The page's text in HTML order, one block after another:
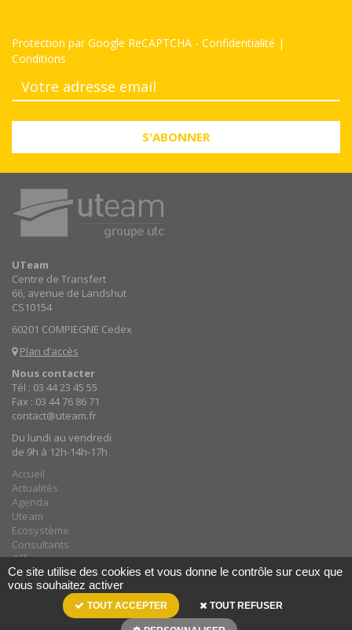
S'ABONNER
Protection par Google ReCAPTCHA - Confidentialité |
Conditions
UTeam
Centre de Transfert
66, avenue de Landshut
CS10154
60201 COMPIEGNE Cedex
Plan d’accès
Nous contacter
Tél : 03 44 23 45 55
Fax : 03 44 76 86 71
contact@uteam.fr
Du lundi au vendredi
de 9h à 12h-14h-17h
Accueil
Actualités
Agenda
Uteam
Ecosystème
Consultants
Offres
Contacts
uteam, votre partenaire pour la recherche et l’innovation © tous
Ce site utilise des cookies et vous donne le contrôle sur ceux que
vous souhaitez activer
TOUT ACCEPTER TOUT REFUSER